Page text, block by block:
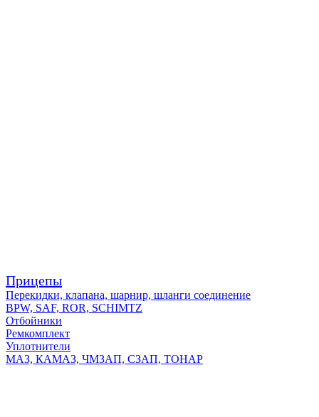
Прицепы
Перекидки, клапана, шарнир, шланги соединение
BPW, SAF, ROR, SCHIMTZ
Отбойники
Ремкомплект
Уплотнители
МАЗ, КАМАЗ, ЧМЗАП, СЗАП, ТОНАР